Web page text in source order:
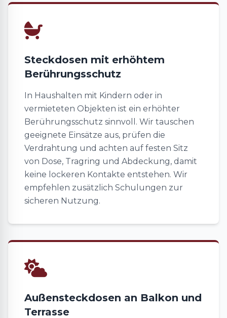
Steckdosen mit erhöhtem
Berührungsschutz
In Haushalten mit Kindern oder in
vermieteten Objekten ist ein erhöhter
Berührungsschutz sinnvoll. Wir tauschen
geeignete Einsätze aus, prüfen die
Verdrahtung und achten auf festen Sitz
von Dose, Tragring und Abdeckung, damit
keine lockeren Kontakte entstehen. Wir
empfehlen zusätzlich Schulungen zur
sicheren Nutzung.
Außensteckdosen an Balkon und
Terrasse